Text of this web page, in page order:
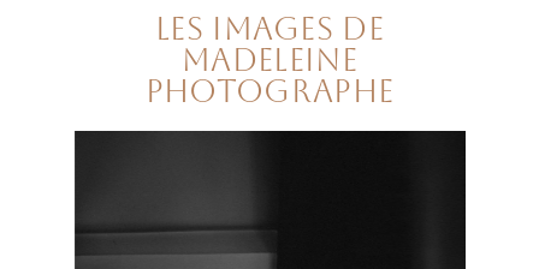
LES IMAGES DE
MADELEINE
PHOTOGRAPHE